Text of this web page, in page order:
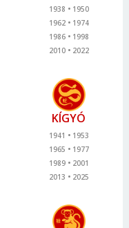
1938
1950
1962
1974
1986
1998
2010
2022
KÍGYÓ
1941
1953
1965
1977
1989
2001
2013
2025